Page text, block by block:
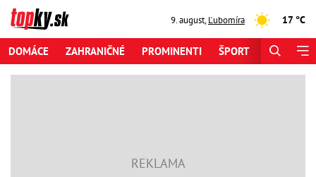
9. august,Ľubomíra 17 °C
DOMÁCE ZAHRANIČNÉ PROMINENTI ŠPORT